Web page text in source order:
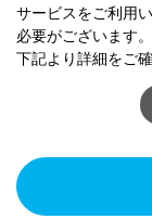
サービスをご利用
必要がございます。
下記より詳細をご